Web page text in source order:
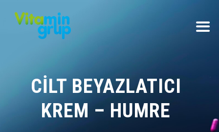
CILT BEYAZLATICI
KREM – HUMRE